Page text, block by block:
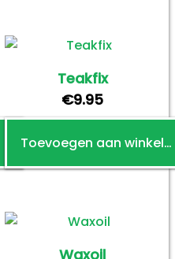
variaties.
optie
kan
gekozen
worden
op
Teakfix
€9.95
Toevoegen aan winkelwagen
Waxoil